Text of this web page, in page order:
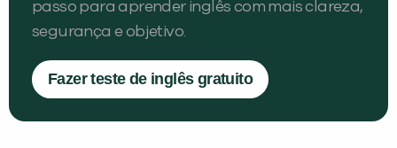
passo para aprender inglês com mais clareza,
segurança e objetivo.
Fazer teste de inglês gratuito